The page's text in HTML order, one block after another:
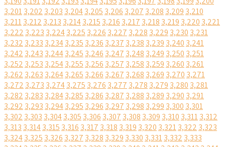
3,2013,202 3,203 3,2043,205 3,206 3,207 3,208 3,209 3,210
3,2113,212 3,213 3,2143,215 3,216 3,217 3,218 3,219 3,220 3,221
3,222 3,223 3,2243,225 3,226 3,227 3,228 3,229 3,230 3,231
3,232 3,233 3,2343,235 3,236 3,237 3,238 3,239 3,240 3,241
3,242 3,243 3,2443,245 3,246 3,247 3,248 3,249 3,250 3,251
3,252 3,253 3,2543,255 3,256 3,257 3,258 3,259 3,260 3,261
3,262 3,263 3,2643,265 3,266 3,267 3,268 3,269 3,270 3,271
3,272 3,273 3,2743,275 3,276 3,277 3,278 3,279 3,280 3,281
3,282 3,283 3,2843,285 3,286 3,287 3,288 3,289 3,290 3,291
3,292 3,293 3,2943,295 3,296 3,297 3,298 3,299 3,300 3,301
3,302 3,303 3,3043,305 3,306 3,307 3,308 3,309 3,310 3,3113,312
3,313 3,3143,315 3,316 3,317 3,318 3,319 3,320 3,3213,322 3,323
3,3243,325 3,326 3,327 3,328 3,329 3,330 3,3313,332 3,333